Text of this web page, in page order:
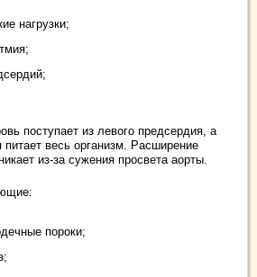
нагрузки;
поступает из левого предсердия, а
питает весь организм. Расширение
из-за сужения просвета аорты.
пороки;